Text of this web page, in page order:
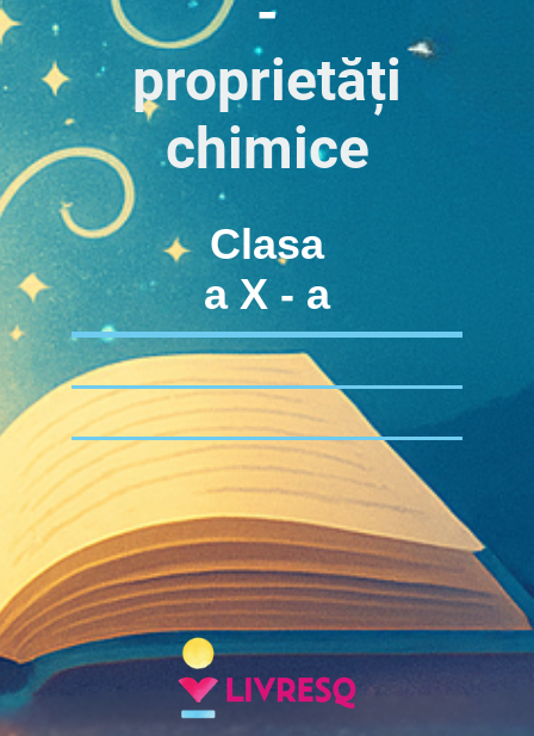
proprietăți
chimice
Clasa
a X - a